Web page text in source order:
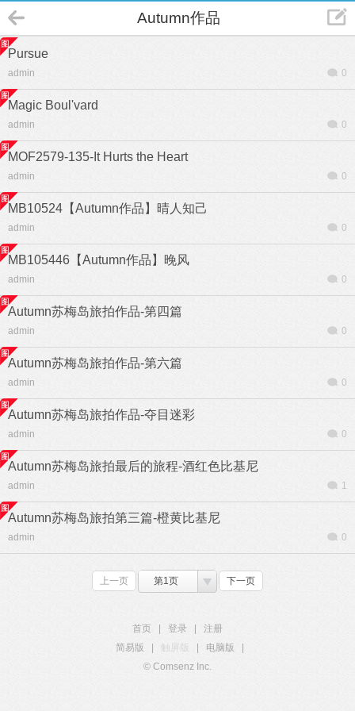
Autumn作品
Pursue
admin 0
Magic Boul'vard
admin 0
MOF2579-135-It Hurts the Heart
admin 0
MB10524【Autumn作品】晴人知己
admin 0
MB105446【Autumn作品】晚风
admin 0
Autumn苏梅岛旅拍作品-第四篇
admin 0
Autumn苏梅岛旅拍作品-第六篇
admin 0
Autumn苏梅岛旅拍作品-夺目迷彩
admin 0
Autumn苏梅岛旅拍最后的旅程-酒红色比基尼
admin 1
Autumn苏梅岛旅拍第三篇-橙黄比基尼
admin 0
上一页 第1页 下一页
首页 登录
注册
简易版
触屏版 电脑版
© Comsenz Inc.